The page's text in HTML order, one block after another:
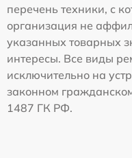
перечень техники, с
организация не
указанных товарных
интересы. Все виды
исключительно на
законном гражданском
1487 ГК РФ.